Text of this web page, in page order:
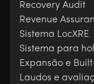
Recovery Audit
Revenue
Sistema LocXRE
Sistema para
Expansão e
Laudos e